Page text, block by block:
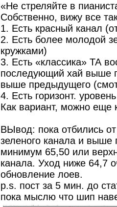
«Не стреляйте в
Собственно, вижу все
1. Есть красный канал
2. Есть более молодой
кружками)
3. Есть «классика» ТА
последующий хай выше
выше предыдущего
4. Есть горизонт.
Как вариант, можно еще
ВЫвод: пока отбились
зеленого канала и выше
минимум 65,50 или
канала. Уход ниже 64,7
обновление лоев.
p.s. пост за 5 мин. до
пока мыслю что шип